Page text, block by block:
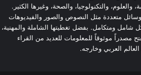
والعلوم، والتكنولوجيا، والصحة، وغيرها الكثير.
متعددة مثل النصوص والصور والفيديوهات
شامل ومتكامل. بفضل تغطيتها الشاملة والمهنية،
مصدراً موثوقاً للمعلومات للعديد من القراء
العربي وخارجه.